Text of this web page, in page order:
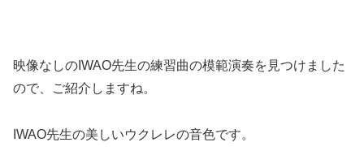
映像なしのIWAO先生の練習曲の模範演奏を見つけました
ので、ご紹介しますね。
IWAO先生の美しいウクレレの音色です。